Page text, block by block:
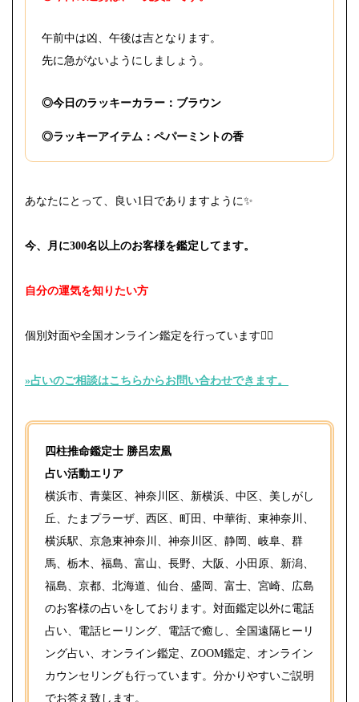
午前中は凶、午後は吉となります。
先に急がないようにしましょう。
◎今日のラッキーカラー：ブラウン
◎ラッキーアイテム：ペパーミントの香
あなたにとって、良い1日でありますように✨
今、月に300名以上のお客様を鑑定してます。
自分の運気を知りたい方
個別対面や全国オンライン鑑定を行っています 🙇‍♀️
»占いのご相談はこちらからお問い合わせできます。⁡
四柱推命鑑定士 勝呂宏凰
占い活動エリア
横浜市、青葉区、神奈川区、新横浜、中区、美しがし
丘、たまプラーザ、西区、町田、中華街、東神奈川、
横浜駅、京急東神奈川、神奈川区、静岡、岐阜、群
馬、栃木、福島、富山、長野、大阪、小田原、新潟、
福島、京都、北海道、仙台、盛岡、富士、宮崎、広島
のお客様の占いをしております。対面鑑定以外に電話
占い、電話ヒーリング、電話で癒し、全国遠隔ヒーリ
ング占い、オンライン鑑定、ZOOM鑑定、オンライン
カウンセリングも行っています。分かりやすいご説明
でお答え致します。